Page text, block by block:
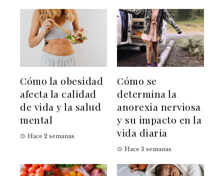
Cómo la obesidad
afecta la calidad
de vida y la salud
mental
Hace 2 semanas
Cómo se
determina la
anorexia nerviosa
y su impacto en la
vida diaria
Hace 3 semanas